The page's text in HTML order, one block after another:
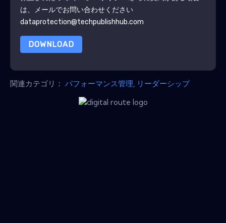
は、メールでお問い合わせください
dataprotection@techpublishhub.com
DOWNLOAD
関連カテゴリ： パフォーマンス管理 リーダーシップ